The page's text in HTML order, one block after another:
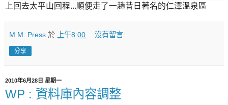
上回去太平山回程...順便走了一趟昔日著名的仁澤溫泉區
M.M. Press 於 上午8:00 沒有留言:
分享
2010年6月28日 星期一
WP : 資料庫內容調整